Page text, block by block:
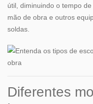
útil, diminuindo o tempo
mão de obra e outros
soldas.
Diferentes